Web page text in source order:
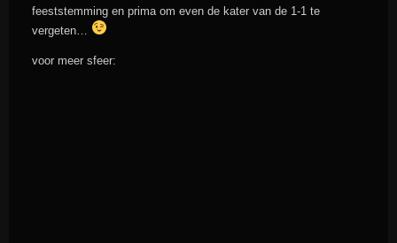
feeststemming en prima om even de kater van de 1-1 te
vergeten…
voor meer sfeer: